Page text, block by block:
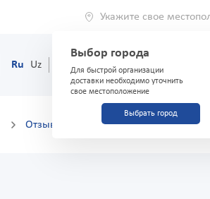
Укажите свое
Выбор города
Для быстрой организации
доставки необходимо уточнить
свое местоположение
Выбрать город
Ru Uz (71) 200-03-03
Отзывы